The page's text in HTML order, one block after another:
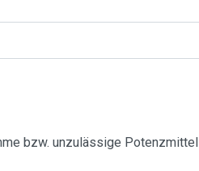
bzw. unzulässige Potenzmittel